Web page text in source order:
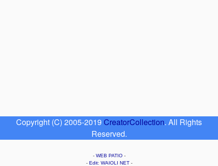
Copyright (C) 2005-2019 CreatorCollection. All Rights
Reserved.
- WEB PATIO-
- Edit: WAIOLI NET-